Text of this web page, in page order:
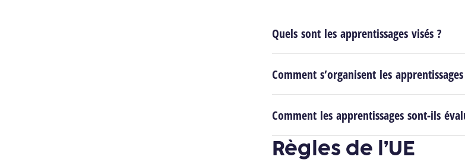
Quels sont les apprentissages visés ?
Comment s’organisent les
Comment les apprentissages sont-ils
Règles de l’UE